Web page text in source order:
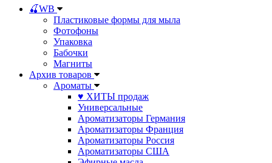
🍒WB
Пластиковые формы для мыла
Фотофоны
Упаковка
Бабочки
Магниты
Архив товаров
Ароматы
♥ ХИТЫ продаж
Универсальные
Ароматизаторы Германия
Ароматизаторы Франция
Ароматизаторы Россия
Ароматизаторы США